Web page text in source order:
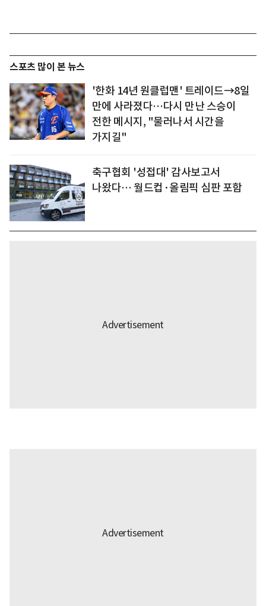
스포츠 많이 본 뉴스
'한화 14년 원클럽맨' 트레이드→8일
만에 사라졌다…다시 만난 스승이
전한 메시지, "물러나서 시간을
가지길"
축구협회 '성접대' 감사보고서
나왔다… 월드컵·올림픽 심판 포함